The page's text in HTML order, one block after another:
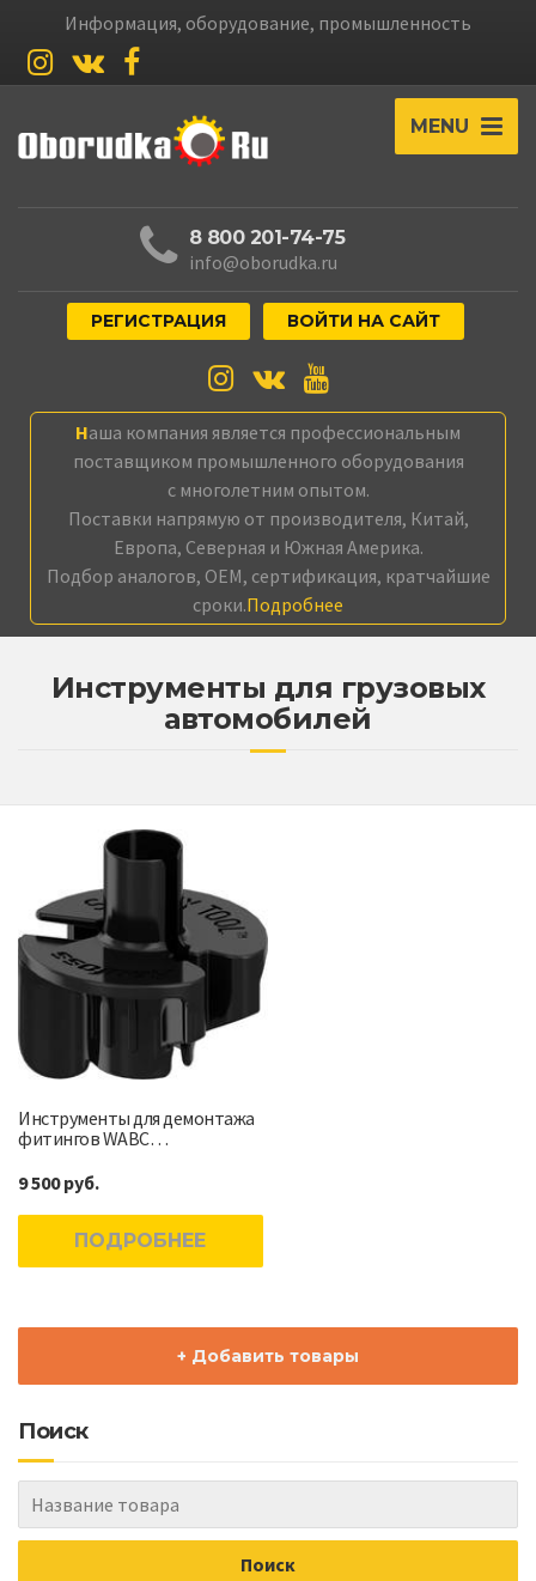
Информация, оборудование, промышленность
MENU
8 800 201-74-75
info@oborudka.ru
РЕГИСТРАЦИЯ ВОЙТИ НА САЙТ
Наша компания является профессиональным
поставщиком промышленного оборудования
с многолетним опытом.
Поставки напрямую от производителя, Китай,
Европа, Северная и Южная Америка.
Подбор аналогов, OEM, сертификация, кратчайшие
сроки.Подробнее
Инструменты для грузовых
автомобилей
Инструменты для демонтажа
фитингов WABC…
9 500 руб.
ПОДРОБНЕЕ
+ Добавить товары
Поиск